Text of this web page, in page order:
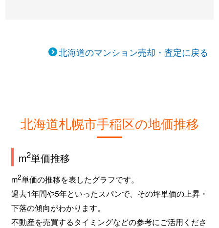
北海道のマンション売却・査定に戻る
北海道札幌市手稲区の地価推移
m2単価推移
m2単価の推移を表したグラフです。
過去1年間や5年といったスパンで、その坪単価の上昇・
下落の傾向がわかります。
不動産を売買するタイミングなどの参考にご活用くださ